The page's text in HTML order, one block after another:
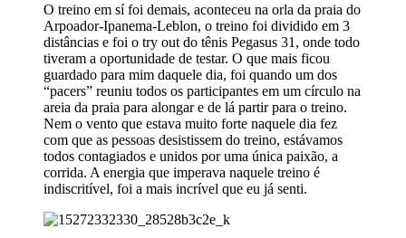
O treino em sí foi demais, aconteceu na orla da praia do
Arpoador-Ipanema-Leblon, o treino foi dividido em 3
distâncias e foi o try out do tênis Pegasus 31, onde todo
tiveram a oportunidade de testar. O que mais ficou
guardado para mim daquele dia, foi quando um dos
“pacers” reuniu todos os participantes em um círculo na
areia da praia para alongar e de lá partir para o treino.
Nem o vento que estava muito forte naquele dia fez
com que as pessoas desistissem do treino, estávamos
todos contagiados e unidos por uma única paixão, a
corrida. A energia que imperava naquele treino é
indiscritível, foi a mais incrível que eu já senti.